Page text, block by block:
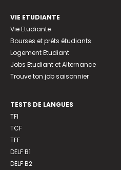
VIE ETUDIANTE
Vie Etudiante
Bourses et prêts étudiants
Logement Etudiant
Jobs Etudiant et Alternance
Trouve ton job saisonnier
TESTS DE LANGUES
TFI
TCF
TEF
DELF B1
DELF B2